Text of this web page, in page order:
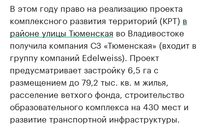
В этом году право на реализацию проекта
комплексного развития территорий (КРТ) в
районе улицы Тюменская во Владивостоке
получила компания СЗ «Тюменская» (входит в
группу компаний Edelweiss). Проект
предусматривает застройку 6,5 га с
размещением до 79,2 тыс. кв. м жилья,
расселение ветхого фонда, строительство
образовательного комплекса на 430 мест и
развитие транспортной инфраструктуры.